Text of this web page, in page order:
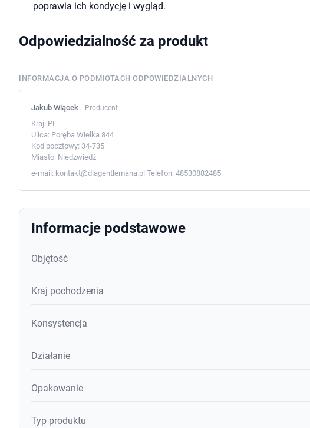
poprawia ich kondycję i wygląd.
Odpowiedzialność za produkt
INFORMACJA O PODMIOTACH ODPOWIEDZIALNYCH
Jakub Wiącek Producent
Kraj: PL
Ulica: Poręba Wielka 844
Kod pocztowy: 34-735
Miasto: Niedźwiedź
e-mail: kontakt@dlagentlemana.pl Telefon: 48530882485
Informacje podstawowe
Objętość
Kraj pochodzenia
Konsystencja
Działanie
Opakowanie
Typ produktu